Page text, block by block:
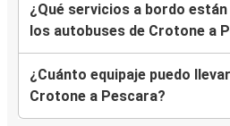
¿Qué servicios a bordo
los autobuses de Crotone a
¿Cuánto equipaje puedo
Crotone a Pescara?